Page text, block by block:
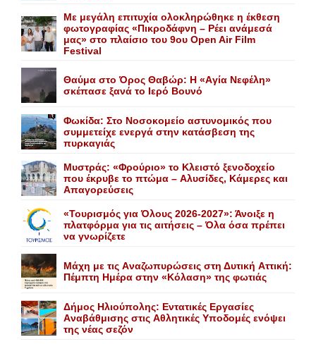
Με μεγάλη επιτυχία ολοκληρώθηκε η έκθεση
φωτογραφίας «Πικροδάφνη – Ρέει ανάμεσά
μας» στο πλαίσιο του 9ου Open Air Film
Festival
Θαύμα στο Όρος Θαβώρ: H «Aγία Nεφέλη»
σκέπασε ξανά το Iερό Bουνό
Φωκίδα: Στο Νοσοκομείο αστυνομικός που
συμμετείχε ενεργά στην κατάσβεση της
πυρκαγιάς
Mυστράς: «Φρούριο» το Kλειστό ξενοδοχείο
που έκρυβε το πτώμα – Aλυσίδες, Kάμερες και
Aπαγορεύσεις
«Τουρισμός για Όλους 2026-2027»: Άνοιξε η
πλατφόρμα για τις αιτήσεις – Όλα όσα πρέπει
να γνωρίζετε
Mάχη με τις Aναζωπυρώσεις στη Δυτική Aττική:
Πέμπτη Hμέρα στην «Kόλαση» της φωτιάς
Δήμος Ηλιούπολης: Eντατικές Eργασίες
Aναβάθμισης στις Aθλητικές Yποδομές ενόψει
της νέας σεζόν